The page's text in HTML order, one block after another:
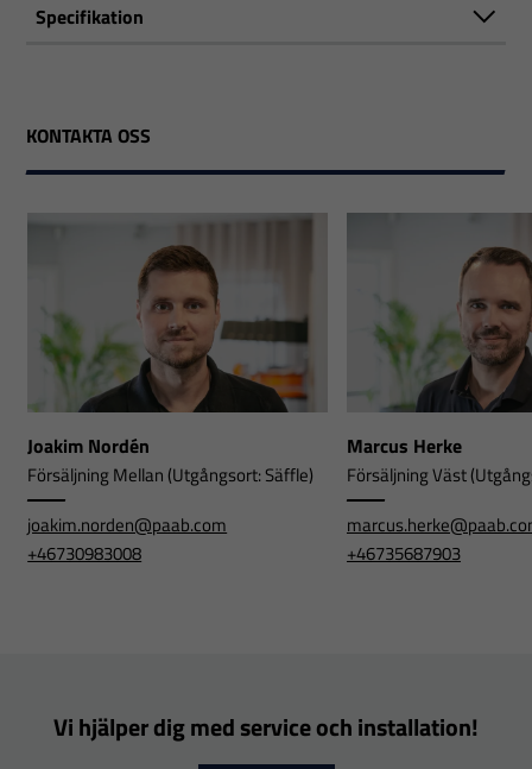
Specifikation
KONTAKTA OSS
Joakim Nordén
Försäljning Mellan (Utgångsort: Säffle)
joakim.norden@paab.com
+46730983008
Marcus Herke
Försäljning Väst
+46735687903
Vi hjälper dig med service och installation!